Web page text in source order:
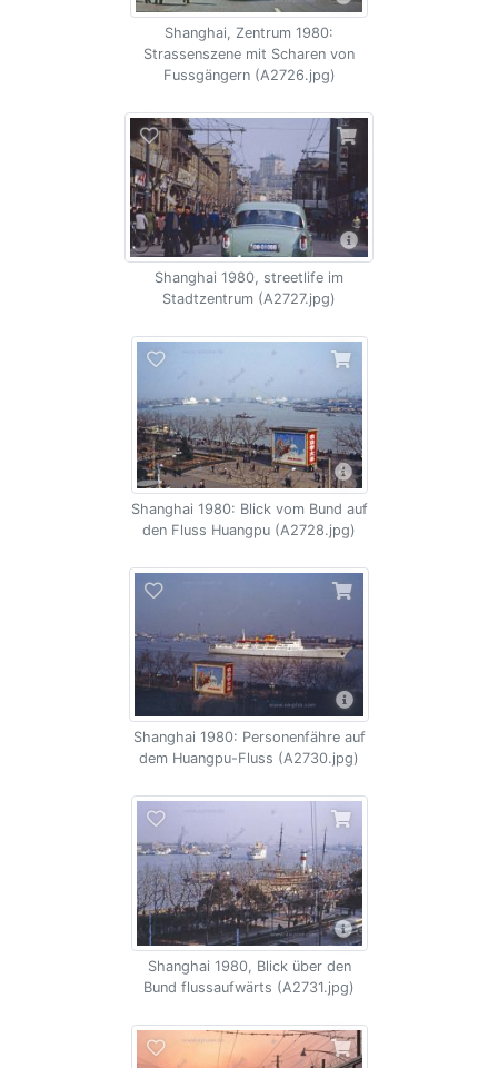
Shanghai, Zentrum 1980:
Strassenszene mit Scharen von
Fussgängern (A2726.jpg)
Shanghai 1980, streetlife im
Stadtzentrum (A2727.jpg)
Shanghai 1980: Blick vom Bund auf
den Fluss Huangpu (A2728.jpg)
Shanghai 1980: Personenfähre auf
dem Huangpu-Fluss (A2730.jpg)
Shanghai 1980, Blick über den
Bund flussaufwärts (A2731.jpg)